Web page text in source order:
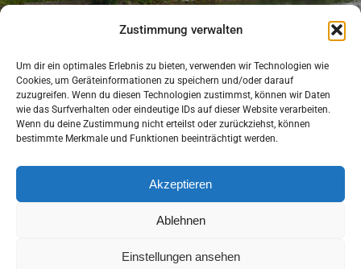
Zustimmung verwalten
Um dir ein optimales Erlebnis zu bieten, verwenden wir Technologien wie
Cookies, um Geräteinformationen zu speichern und/oder darauf
zuzugreifen. Wenn du diesen Technologien zustimmst, können wir Daten
wie das Surfverhalten oder eindeutige IDs auf dieser Website verarbeiten.
Wenn du deine Zustimmung nicht erteilst oder zurückziehst, können
bestimmte Merkmale und Funktionen beeinträchtigt werden.
Akzeptieren
Ablehnen
Einstellungen ansehen
Next Post
Landesmeisterschaft Kanu
Datenschutz Barrierefreiheit